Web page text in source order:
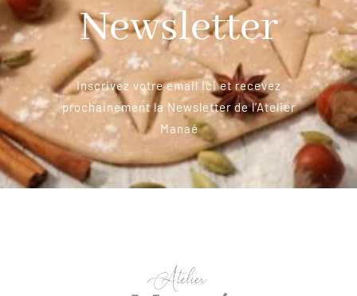
Newsletter
Inscrivez votre email ici et recevez
prochainement la Newsletter de l’Atelier
Manaé